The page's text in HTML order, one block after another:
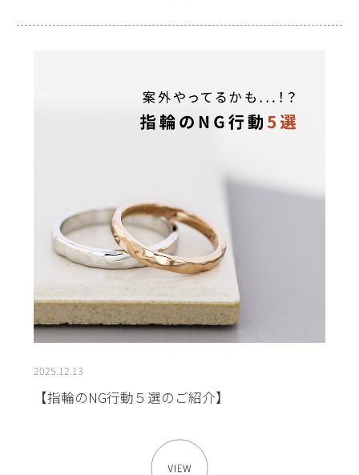
2025.12.13
【指輪のNG行動５選のご紹介】